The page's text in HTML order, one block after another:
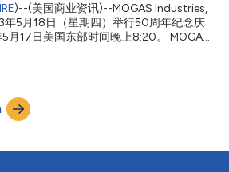
作风险，并简化了装置的处理能力。与传
有较少的单个组件，因此更为安全，并可
人员的操作风险。特色的关键设计选项包
)--(美国商业资讯)--MOGAS Industries,
年5月18日（星期四）举行50周年纪念庆
月17日美国东部时间晚上8:20。 MOGAS
、服务和可靠性。 Louis Mogas于1973
。当时16名员工在占地几英亩、建筑
制造空间内工作。今天，私营的MOGAS
造设施，占地15英亩。诸多园区改进举